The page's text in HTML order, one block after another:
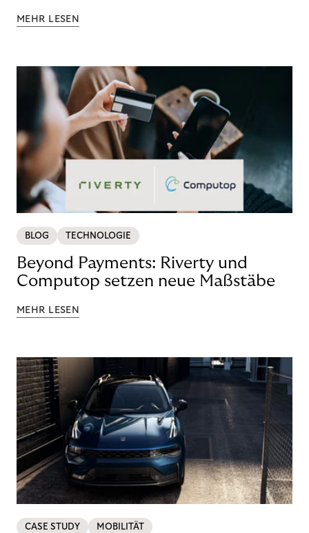
MEHR LESEN
BLOG TECHNOLOGIE
Beyond Payments: Riverty und
Computop setzen neue Maßstäbe
MEHR LESEN
CASE STUDY MOBILITÄT